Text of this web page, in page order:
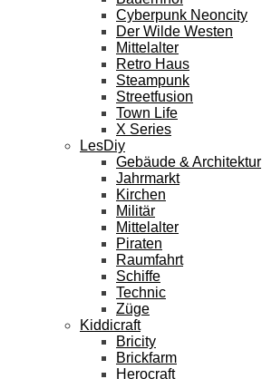
Cyberpunk Neoncity
Der Wilde Westen
Mittelalter
Retro Haus
Steampunk
Streetfusion
Town Life
X Series
LesDiy
Gebäude & Architektur
Jahrmarkt
Kirchen
Militär
Mittelalter
Piraten
Raumfahrt
Schiffe
Technic
Züge
Kiddicraft
Bricity
Brickfarm
Herocraft